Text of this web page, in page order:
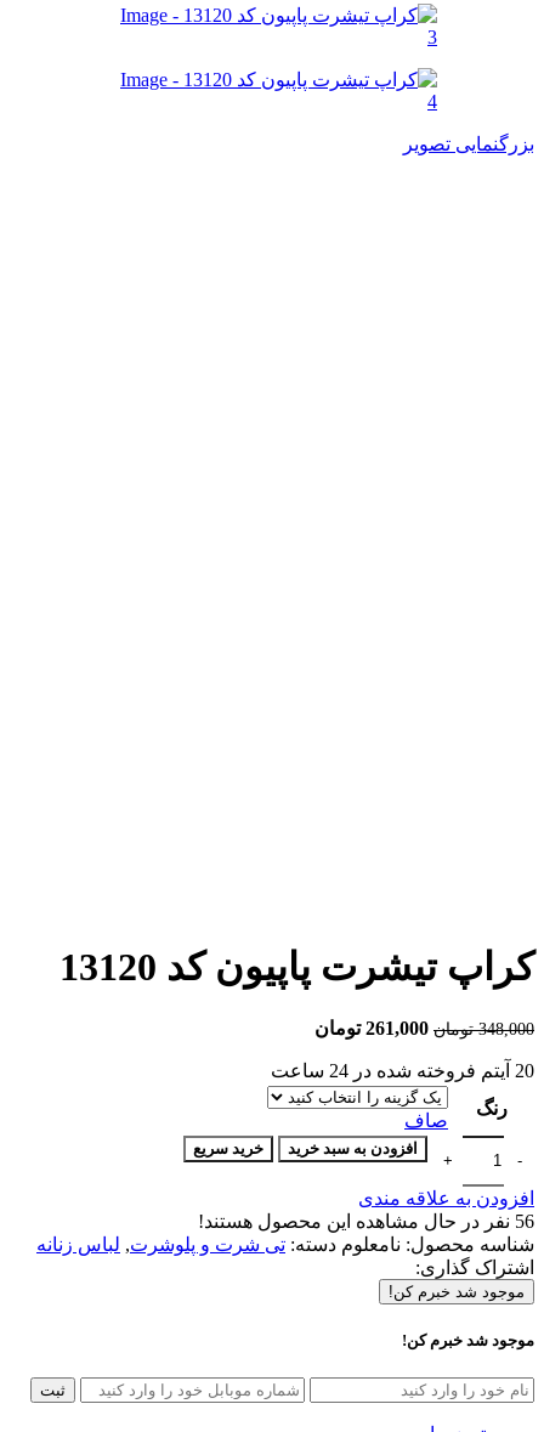
بزرگنمایی تصویر
کراپ تیشرت پاپیون کد 13120
348,000 تومان 261,000 تومان
20 آیتم فروخته شده در 24 ساعت
رنگ
صاف
افزودن به سبد خرید خرید سریع
افزودن به علاقه مندی
56 نفر در حال مشاهده این محصول هستند!
شناسه محصول: نامعلوم دسته: تی شرت و پلوشرت, لباس زنانه
اشتراک گذاری:
موجود شد خبرم کن!
موجود شد خبرم کن!
ثبت